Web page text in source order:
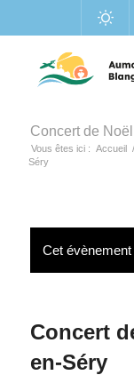
Concert de
Vous êtes ici : Accueil /
Séry
Cet
Concert
en-Séry